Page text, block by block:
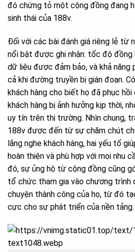
đó chứng tỏ một cộng đồng đang
sinh thái của 188v.
Đối với các bài đánh giá riêng lẻ từ
nổi bật được ghi nhận: tốc độ đồng
dữ liệu được đảm bảo, và khả năng
cả khi đường truyền bị gián đoạn.
khách hàng cho biết họ đã phục hồi
khách hàng bị ảnh hưởng kịp thời,
uy tín trên thị trường. Nhìn chung,
188v được đến từ sự chăm chút
lắng nghe khách hàng, hai yếu tố
hoàn thiện và phù hợp với mọi nhu
đó, sự ủng hộ từ cộng đồng cũng
tổ chức tham gia vào chương trình
chuyện thành công của họ, từ đó
cực cho sự phát triển của nền tảng.